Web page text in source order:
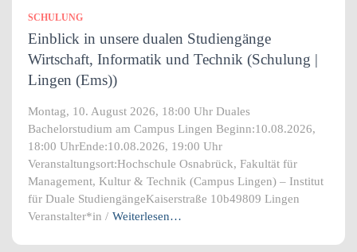
SCHULUNG
Einblick in unsere dualen Studiengänge
Wirtschaft, Informatik und Technik (Schulung |
Lingen (Ems))
Montag, 10. August 2026, 18:00 Uhr Duales
Bachelorstudium am Campus Lingen Beginn:10.08.2026,
18:00 UhrEnde:10.08.2026, 19:00 Uhr
Veranstaltungsort:Hochschule Osnabrück, Fakultät für
Management, Kultur & Technik (Campus Lingen) – Institut
für Duale StudiengängeKaiserstraße 10b49809 Lingen
Veranstalter*in / Weiterlesen…